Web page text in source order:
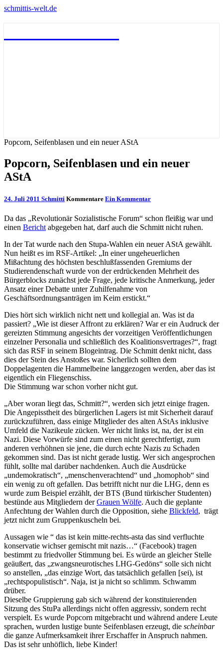
schmittis-welt.de
Popcorn, Seifenblasen und ein neuer AStA
Popcorn, Seifenblasen und ein neuer
AStA
24. Juli 2011 Schmitti Kommentare Ein Kommentar
Da das „Revolutionär Sozialistische Forum“ schon fleißig war und
einen Bericht abgegeben hat, darf auch die Schmitt nicht ruhen.
In der Tat wurde nach den Stupa-Wahlen ein neuer AStA gewählt.
Nun heißt es im RSF-Artikel: „In einer ungeheuerlichen
Mißachtung des höchsten beschlußfassenden Gremiums der
Studierendenschaft wurde von der erdrückenden Mehrheit des
Bürgerblocks zunächst jede Frage, jede kritische Anmerkung, jeder
Ansatz einer Debatte unter Zuhilfenahme von
Geschäftsordnungsanträgen im Keim erstickt.“
Dies hört sich wirklich nicht nett und kollegial an. Was ist da
passiert? „Wie ist dieser Affront zu erklären? War er ein Audruck der
gereizten Stimmung angesichts der vorzeitigen Veröffentlichungen
einzelner Personalia und schließlich des Koalitionsvertrages?“, fragt
sich das RSF in seinem Blogeintrag. Die Schmitt denkt nicht, dass
dies der Stein des Anstoßes war. Sicherlich sollten dem
Doppelagenten die Hammelbeine langgezogen werden, aber das ist
eigentlich ein Fliegenschiss.
Die Stimmung war schon vorher nicht gut.
„Aber woran liegt das, Schmitt?“, werden sich jetzt einige fragen.
Die Angepisstheit des bürgerlichen Lagers ist mit Sicherheit darauf
zurückzuführen, dass einige Mitglieder des alten AStAs inklusive
Umfeld die Nazikeule zücken. Wer nicht links ist, na, der ist ein
Nazi. Diese Vorwürfe sind zum einen nicht gerechtfertigt, zum
anderen verhöhnen sie jene, die durch echte Nazis zu Schaden
gekommen sind. Das ist nicht gerade lustig. Wer sich angesprochen
fühlt, sollte mal darüber nachdenken. Auch die Ausdrücke
„undemokratisch“, „menschenverachtend“ und „homophob“ sind
ein wenig zu oft gefallen. Das betrifft nicht nur die LHG, denn es
wurde zum Beispiel erzählt, der BTS (Bund türkischer Studenten)
bestünde aus Mitgliedern derGrauen Wölfe. Auch die geplante
Anfechtung der Wahlen durch die Opposition, siehe Blickfeld, trägt
jetzt nicht zum Gruppenkuscheln bei.
Aussagen wie “ das ist kein mitte-rechts-asta das sind verfluchte
konservatie wichser gemischt mit nazis…“ (Facebook) tragen
bestimmt zu friedvoller Stimmung bei. Es würde an gleicher Stelle
geäußert, das „zwangsneurotisches LHG-Gedöns“ solle sich nicht
so anstellen, „das einzige Wort, das tatsächlich gefallen [sei), ist
„rechtspopulistisch“. Naja, ist ja nicht so schlimm. Schwamm
drüber.
Dieselbe Gruppierung gab sich während der konstituierenden
Sitzung des StuPa allerdings nicht offen aggressiv, sondern recht
verspielt. Es wurde Popcorn mitgebracht und während andere Leute
sprachen, wurden lustige bunte Seifenblasen erzeugt, die scheinbar
die ganze Aufmerksamkeit ihrer Erschaffer in Anspruch nahmen.
Das ist sehr unhöflich, liebe Kinder!